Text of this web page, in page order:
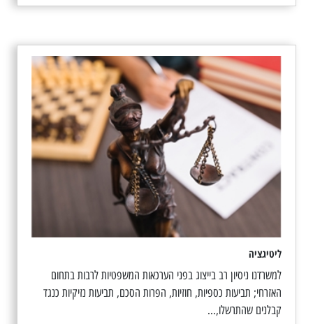
ליטיגציה
למשרדנו ניסיון רב בייצוג בפני הערכאות המשפטיות לרבות בתחום
האזרחי; תביעות כספיות, חוזיות, הפרות הסכם, תביעות נזיקיות כנגד
קבלנים שהתרשלו,...